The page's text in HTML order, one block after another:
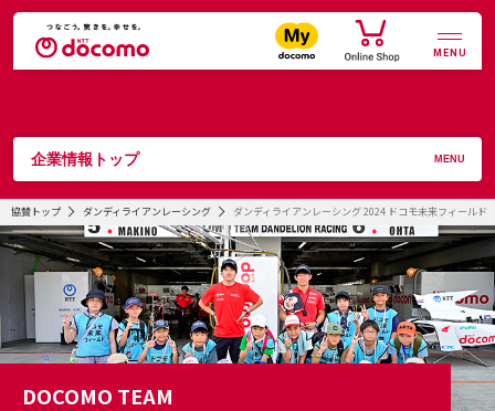
MENU
企業情報トップ MENU
協賛トップ ダンディライアンレーシング ダンディライアンレーシング 2024 ドコモ未来フィールド
DOCOMO TEAM